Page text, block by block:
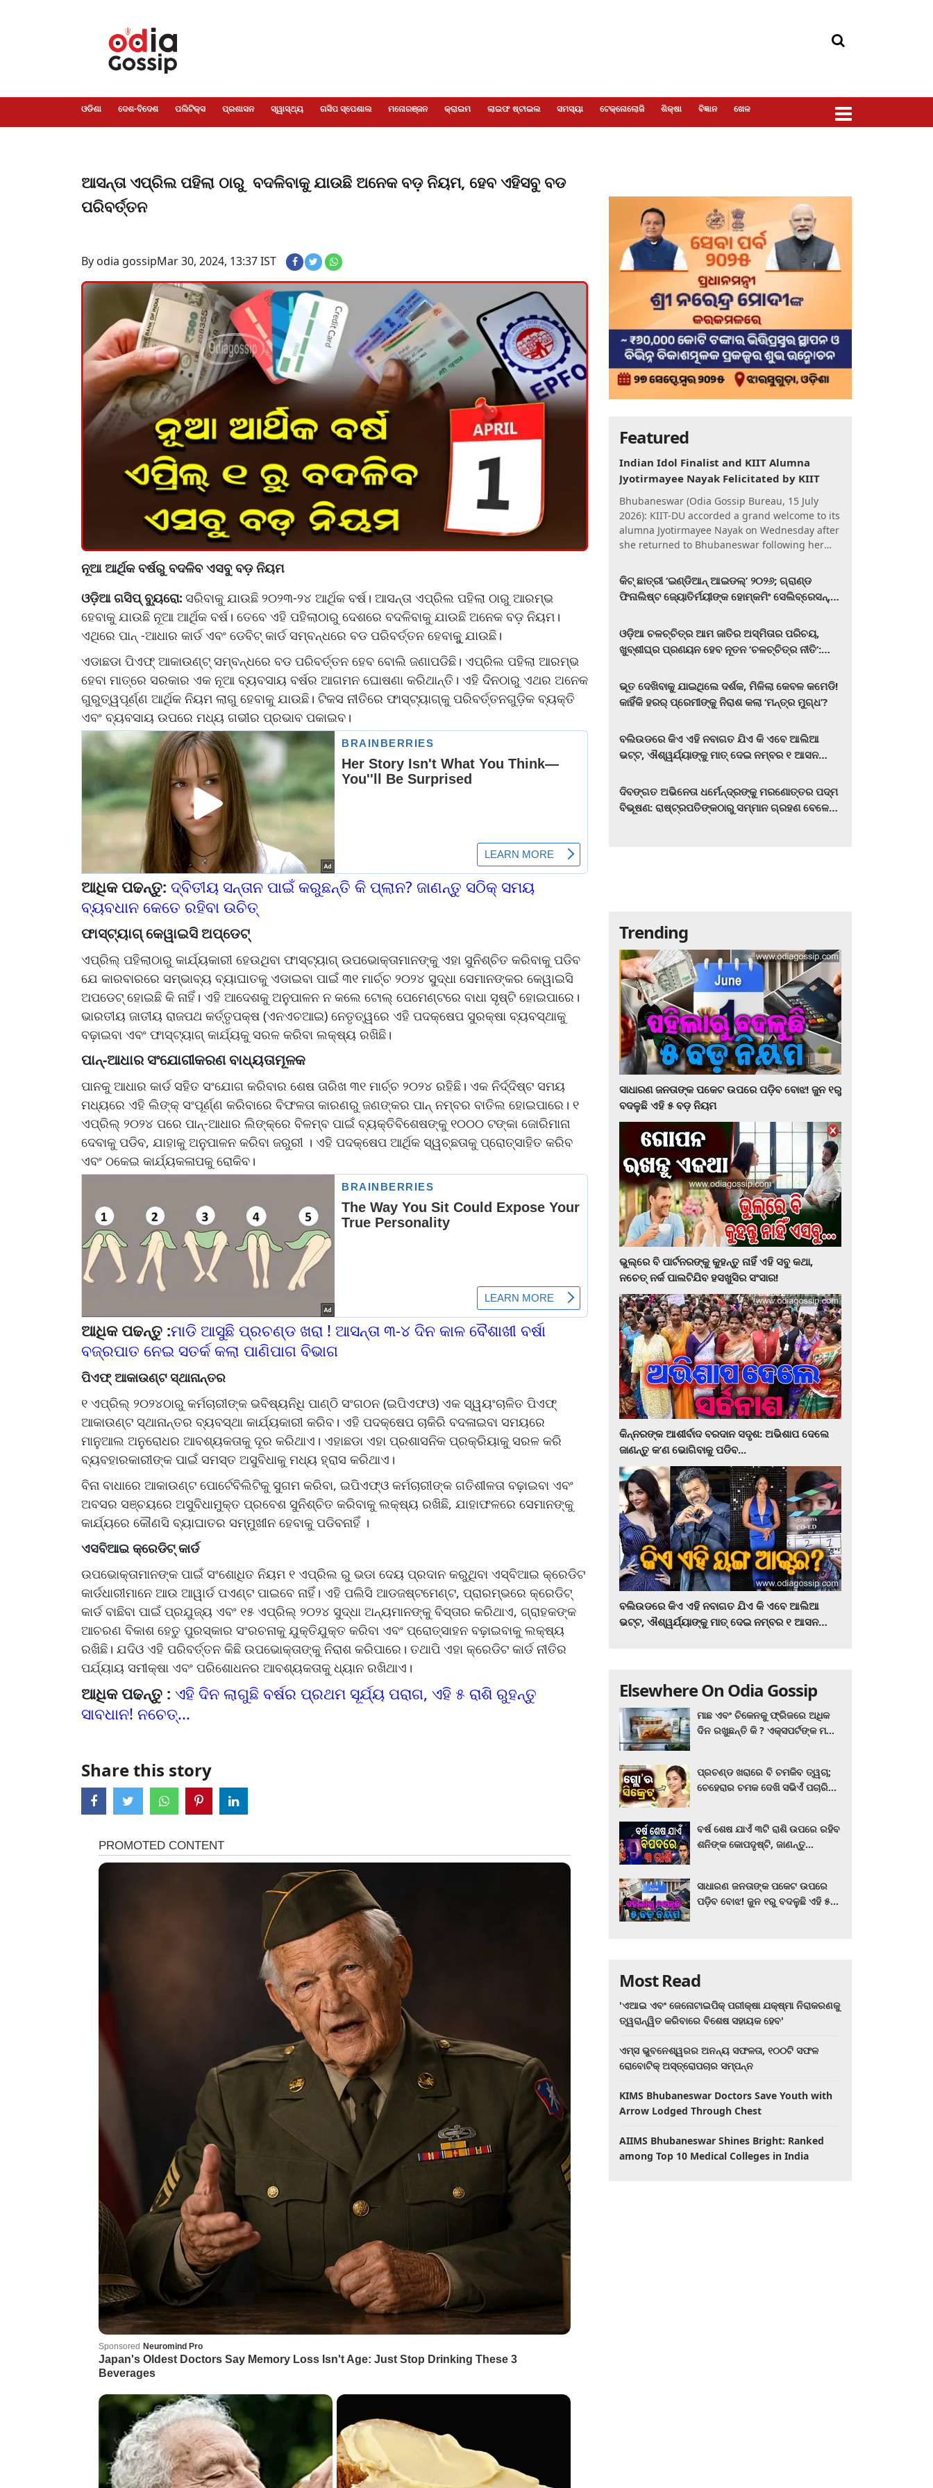
ଓଡିଶା ଦେଶ-ବିଦେଶ ପଲିଟିକ୍ସ ପ୍ରଶାସନ ସ୍ୱାସ୍ଥ୍ୟ ଗସିପ ସ୍ପେଶାଲ ମନୋରଞ୍ଜନ କ୍ରାଇମ ଲାଇଫ ଷ୍ଟାଇଲ ସମସ୍ୟା ଟେକ୍ନୋଲୋଜି ଶିକ୍ଷା ବିଜ୍ଞାନ ଖେଳ
ଆସନ୍ତା ଏପ୍ରିଲ ପହିଲା ଠାରୁ ବଦଳିବାକୁ ଯାଉଛି ଅନେକ ବଡ଼ ନିୟମ, ହେବ ଏହିସବୁ ବଡ
ପରିବର୍ତ୍ତନ
By odia gossipMar 30, 2024, 13:37 IST
ନୂଆ ଆର୍ଥିକ ବର୍ଷରୁ ବଦଳିବ ଏସବୁ ବଡ଼ ନିୟମ
ଓଡ଼ିଆ ଗସିପ୍ ବ୍ୟୁରୋ: ସରିବାକୁ ଯାଉଛି ୨୦୨୩-୨୪ ଆର୍ଥିକ ବର୍ଷ। ଆସନ୍ତା ଏପ୍ରିଲ ପହିଲା ଠାରୁ ଆରମ୍ଭ
ହେବାକୁ ଯାଉଛି ନୂଆ ଆର୍ଥିକ ବର୍ଷ। ତେବେ ଏହି ପହିଲାଠାରୁ ଦେଶରେ ବଦଳିବାକୁ ଯାଉଛି ଅନେକ ବଡ଼ ନିୟମ।
ଏଥିରେ ପାନ୍ -ଆଧାର କାର୍ଡ ଏବଂ ଡେବିଟ୍ କାର୍ଡ ସମ୍ବନ୍ଧରେ ବଡ ପରିବର୍ତ୍ତନ ହେବାକୁୁ ଯାଉଛି।
ଏଡାଛଡା ପିଏଫ୍ ଆକାଉଣ୍ଟ୍ ସମ୍ବନ୍ଧରେ ବଡ ପରିବର୍ତ୍ତନ ହେବ ବୋଲି ଜଣାପଡିଛି। ଏପ୍ରିଲ ପହିଲା ଆରମ୍ଭ
ହେବା ମାତ୍ରେ ସରକାର ଏକ ନୂଆ ବ୍ୟବସାୟ ବର୍ଷର ଆଗମନ ଘୋଷଣା କରିଥାନ୍ତି। ଏହି ଦିନଠାରୁ ଏଥର ଅନେକ
ଗୁରୁତ୍ୱପୂର୍ଣ୍ଣ ଆର୍ଥିକ ନିୟମ ଲାଗୁ ହେବାକୁ ଯାଉଛି। ଟିକସ ନୀତିରେ ଫାସ୍‌ଟ୍ୟାଗ୍‌କୁ ପରିବର୍ତ୍ତନଗୁଡ଼ିକ ବ୍ୟକ୍ତି
ଏବଂ ବ୍ୟବସାୟ ଉପରେ ମଧ୍ୟ ଗଭୀର ପ୍ରଭାବ ପକାଇବ।
ଆଧିକ ପଢନ୍ତୁ: ଦ୍ବିତୀୟ ସନ୍ତାନ ପାଇଁ କରୁଛନ୍ତି କି ପ୍ଲାନ? ଜାଣନ୍ତୁ ସଠିକ୍ ସମୟ
ବ୍ୟବଧାନ କେତେ ରହିବା ଉଚିତ୍
ଫାସ୍‌ଟ୍ୟାଗ୍‌ କେୱାଇସି ଅପ୍‌ଡେଟ୍‌
ଏପ୍ରିଲ୍ ପହିଲାଠାରୁ କାର୍ଯ୍ୟକାରୀ ହେଉଥିବା ଫାସ୍‌ଟ୍ୟାଗ୍ ଉପଭୋକ୍ତାମାନଙ୍କୁ ଏହା ସୁନିଶ୍ଚିତ କରିବାକୁ ପଡିବ
ଯେ କାରବାରରେ ସମ୍ଭାବ୍ୟ ବ୍ୟାଘାତକୁ ଏଡାଇବା ପାଇଁ ୩୧ ମାର୍ଚ୍ଚ ୨୦୨୪ ସୁଦ୍ଧା ସେମାନଙ୍କର କେୱାଇସି
ଅପଡେଟ୍ ହୋଇଛି କି ନାହିଁ। ଏହି ଆଦେଶକୁ ଅନୁପାଳନ ନ କଲେ ଟୋଲ୍ ପେମେଣ୍ଟରେ ବାଧା ସୃଷ୍ଟି ହୋଇପାରେ।
ଭାରତୀୟ ଜାତୀୟ ରାଜପଥ କର୍ତ୍ତୃପକ୍ଷ (ଏନଏଚଆଇ) ନେତୃତ୍ୱରେ ଏହି ପଦକ୍ଷେପ ସୁରକ୍ଷା ବ୍ୟବସ୍ଥାକୁ
ବଢ଼ାଇବା ଏବଂ ଫାସ୍‌ଟ୍ୟାଗ୍ କାର୍ଯ୍ୟକୁ ସରଳ କରିବା ଲକ୍ଷ୍ୟ ରଖିଛି।
ପାନ୍-ଆଧାର ସଂଯୋଗୀକରଣ ବାଧ୍ୟତାମୂଳକ
ପାନକୁ ଆଧାର କାର୍ଡ ସହିତ ସଂଯୋଗ କରିବାର ଶେଷ ତାରିଖ ୩୧ ମାର୍ଚ୍ଚ ୨୦୨୪ ରହିଛି। ଏକ ନିର୍ଦ୍ଦିଷ୍ଟ ସମୟ
ମଧ୍ୟରେ ଏହି ଲିଙ୍କ୍ ସଂପୂର୍ଣ୍ଣ କରିବାରେ ବିଫଳତା କାରଣରୁ ଜଣଙ୍କର ପାନ୍ ନମ୍ବର ବାତିଲ ହୋଇପାରେ। ୧
ଏପ୍ରିଲ୍ ୨୦୨୪ ପରେ ପାନ୍-ଆଧାର ଲିଙ୍କ୍‌ରେ ବିଳମ୍ବ ପାଇଁ ବ୍ୟକ୍ତିବିଶେଷଙ୍କୁ ୧୦୦୦ ଟଙ୍କା ଜୋରିମାନା
ଦେବାକୁ ପଡିବ, ଯାହାକୁ ଅନୁପାଳନ କରିବା ଜରୁରୀ । ଏହି ପଦକ୍ଷେପ ଆର୍ଥିକ ସ୍ୱଚ୍ଛତାକୁ ପ୍ରୋତ୍ସାହିତ କରିବ
ଏବଂ ଠକେଇ କାର୍ଯ୍ୟକଳାପକୁ ରୋକିବ।
ଆଧିକ ପଢନ୍ତୁ :ମାଡି ଆସୁଛି ପ୍ରଚଣ୍ଡ ଖରା ! ଆସନ୍ତା ୩-୪ ଦିନ କାଳ ବୈଶାଖୀ ବର୍ଷା
ବଜ୍ରପାତ ନେଇ ସତର୍କ କଲା ପାଣିପାଗ ବିଭାଗ
ପିଏଫ୍‌ ଆକାଉଣ୍ଟ ସ୍ଥାନାନ୍ତର
୧ ଏପ୍ରିଲ୍ ୨୦୨୪ଠାରୁ କର୍ମଚାରୀଙ୍କ ଭବିଷ୍ୟନିଧି ପାଣ୍ଠି ସଂଗଠନ (ଇପିଏଫଓ) ଏକ ସ୍ୱୟଂଚାଳିତ ପିଏଫ୍‌
ଆକାଉଣ୍ଟ ସ୍ଥାନାନ୍ତର ବ୍ୟବସ୍ଥା କାର୍ଯ୍ୟକାରୀ କରିବ। ଏହି ପଦକ୍ଷେପ ଚାକିରି ବଦଳାଇବା ସମୟରେ
ମାନୁଆଲ ଅନୁରୋଧର ଆବଶ୍ୟକତାକୁ ଦୂର କରିଥାଏ। ଏହାଛଡା ଏହା ପ୍ରଶାସନିକ ପ୍ରକ୍ରିୟାକୁ ସରଳ କରି
ବ୍ୟବହାରକାରୀଙ୍କ ପାଇଁ ସମସ୍ତ ଅସୁବିଧାକୁ ମଧ୍ୟ ହ୍ରାସ କରିଥାଏ।
ବିନା ବାଧାରେ ଆକାଉଣ୍ଟ ପୋର୍ଟେବିଲିଟିକୁ ସୁଗମ କରିବା, ଇପିଏଫ୍ଓ କର୍ମଚାରୀଙ୍କ ଗତିଶୀଳତା ବଢ଼ାଇବା ଏବଂ
ଅବସର ସଞ୍ଚୟରେ ଅସୁବିଧାମୁକ୍ତ ପ୍ରବେଶ ସୁନିଶ୍ଚିତ କରିବାକୁ ଲକ୍ଷ୍ୟ ରଖିଛି, ଯାହାଫଳରେ ସେମାନଙ୍କୁ
କାର୍ଯ୍ୟରେ କୌଣସି ବ୍ୟାଘାତର ସମ୍ମୁଖୀନ ହେବାକୁ ପଡିବନାହିଁ ।
ଏସବିଆଇ କ୍ରେଡିଟ୍ କାର୍ଡ
ଉପଭୋକ୍ତାମାନଙ୍କ ପାଇଁ ସଂଶୋଧିତ ନିୟମ ୧ ଏପ୍ରିଲ ରୁ ଭଡା ଦେୟ ପ୍ରଦାନ କରୁଥିବା ଏସ୍‌ବିଆଇ କ୍ରେଡିଟ
କାର୍ଡଧାରୀମାନେ ଆଉ ଆୱାର୍ଡ ପଏଣ୍ଟ ପାଇବେ ନାହିଁ। ଏହି ପଲିସି ଆଡଜଷ୍ଟମେଣ୍ଟ, ପ୍ରାରମ୍ଭରେ କ୍ରେଡିଟ୍
କାର୍ଡ ବାଛିବା ପାଇଁ ପ୍ରଯୁଜ୍ୟ ଏବଂ ୧୫ ଏପ୍ରିଲ୍ ୨୦୨୪ ସୁଦ୍ଧା ଅନ୍ୟମାନଙ୍କୁ ବିସ୍ତାର କରିଥାଏ, ଗ୍ରାହକଙ୍କ
ଆଚରଣ ବିକାଶ ହେତୁ ପୁରସ୍କାର ସଂରଚନାକୁ ଯୁକ୍ତିଯୁକ୍ତ କରିବା ଏବଂ ପ୍ରୋତ୍ସାହନ ବଢ଼ାଇବାକୁ ଲକ୍ଷ୍ୟ
ରଖିଛି। ଯଦିଓ ଏହି ପରିବର୍ତ୍ତନ କିଛି ଉପଭୋକ୍ତାଙ୍କୁ ନିରାଶ କରିପାରେ। ତଥାପି ଏହା କ୍ରେଡିଟ କାର୍ଡ ନୀତିର
ପର୍ଯ୍ୟାୟ ସମୀକ୍ଷା ଏବଂ ପରିଶୋଧନର ଆବଶ୍ୟକତାକୁ ଧ୍ୟାନ ରଖିଥାଏ।
ଆଧିକ ପଢନ୍ତୁ : ଏହି ଦିନ ଲାଗୁଛି ବର୍ଷର ପ୍ରଥମ ସୂର୍ଯ୍ୟ ପରାଗ, ଏହି ୫ ରାଶି ରୁହନ୍ତୁ
ସାବଧାନ! ନଚେତ୍...
Share this story
Featured
Indian Idol Finalist and KIIT Alumna
Jyotirmayee Nayak Felicitated by KIIT
Bhubaneswar (Odia Gossip Bureau, 15 July
2026): KIIT-DU accorded a grand welcome to its
alumna Jyotirmayee Nayak on Wednesday after
she returned to Bhubaneswar following her
କିଟ୍‍ ଛାତ୍ରୀ ‘ଇଣ୍ଡିଆନ୍ ଆଇଡଲ୍‌’ ୨୦୨୬; ଗ୍ରାଣ୍ଡ
ଫିନାଲିଷ୍ଟ ଜ୍ୟୋତିର୍ମୟୀଙ୍କ ହୋମ୍‍କମିଂ ସେଲିବ୍ରେସନ୍‍,
ଓଡ଼ିଆ ଚଳଚ୍ଚିତ୍ର ଆମ ଜାତିର ଅସ୍ମିତାର ପରିଚୟ,
ଖୁବ୍‌ଶୀଘ୍ର ପ୍ରଣୟନ ହେବ ନୂତନ ‘ଚଳଚ୍ଚିତ୍ର ନୀତି’:
ଭୂତ ଦେଖିବାକୁ ଯାଇଥିଲେ ଦର୍ଶକ, ମିଳିଲା କେବଳ କମେଡି!
କାହିଁକି ହରର୍‌ ପ୍ରେମୀଙ୍କୁ ନିରାଶ କଲା ‘ମନ୍ତ୍ର ମୁଗ୍ଧ’?
ବଲିଉଡରେ କିଏ ଏହି ନବାଗତ ଯିଏ କି ଏବେ ଆଲିଆ
ଭଟ୍ଟ, ଐଶ୍ୱର୍ଯ୍ୟାଙ୍କୁ ମାତ୍‌ ଦେଇ ନମ୍ବର ୧ ଆସନ
ଦିବଙ୍ଗତ ଅଭିନେତା ଧର୍ମେନ୍ଦ୍ରଙ୍କୁ ମରଣୋତ୍ତର ପଦ୍ମ
ବିଭୂଷଣ: ରାଷ୍ଟ୍ରପତିଙ୍କଠାରୁ ସମ୍ମାନ ଗ୍ରହଣ ବେଳେ
Trending
ସାଧାରଣ ଜନତାଙ୍କ ପକେଟ ଉପରେ ପଡ଼ିବ ବୋଝ! ଜୁନ ୧ରୁ
ବଦଳୁଛି ଏହି ୫ ବଡ଼ ନିୟମ
ଭୁଲ୍‌ରେ ବି ପାର୍ଟନରଙ୍କୁ କୁହନ୍ତୁ ନାହିଁ ଏହି ସବୁ କଥା,
ନଚେତ୍‌ ନର୍କ ପାଲଟିଯିବ ହସଖୁସିର ସଂସାର!
କିନ୍ନରଙ୍କ ଆଶୀର୍ବାଦ ବରଦାନ ସଦୃଶ: ଅଭିଶାପ ଦେଲେ
ଜାଣନ୍ତୁ କ’ଣ ଭୋଗିବାକୁ ପଡିବ...
ବଲିଉଡରେ କିଏ ଏହି ନବାଗତ ଯିଏ କି ଏବେ ଆଲିଆ
ଭଟ୍ଟ, ଐଶ୍ୱର୍ଯ୍ୟାଙ୍କୁ ମାତ୍‌ ଦେଇ ନମ୍ବର ୧ ଆସନ
Elsewhere On Odia Gossip
ମାଛ ଏବଂ ଚିକେନକୁ ଫ୍ରିଜରେ ଅଧିକ
ଦିନ ରଖୁଛନ୍ତି କି ? ଏକ୍ସପର୍ଟଙ୍କ ମତ
ପ୍ରଚଣ୍ଡ ଖରାରେ ବି ଚମକିବ ତ୍ୱଚା;
ଚେହେରାର ଚମକ ଦେଖି ସଭିଏଁ ପଚାରିବେ
ବର୍ଷ ଶେଷ ଯାଏଁ ୩ଟି ରାଶି ଉପରେ ରହିବ
ଶନିଙ୍କ କୋପଦୃଷ୍ଟି, ଜାଣନ୍ତୁ
ସାଧାରଣ ଜନତାଙ୍କ ପକେଟ ଉପରେ
ପଡ଼ିବ ବୋଝ! ଜୁନ ୧ରୁ ବଦଳୁଛି ଏହି ୫
Most Read
'ଏଆଇ ଏବଂ ଜେନୋଟାଇପିକ୍ ପରୀକ୍ଷା ଯକ୍ଷ୍ମା ନିରାକରଣକୁ
ତ୍ୱରାନ୍ୱିତ କରିବାରେ ବିଶେଷ ସହାୟକ ହେବ'
ଏମ୍ସ ଭୁବନେଶ୍ୱରର ଅନନ୍ୟ ସଫଳତା, ୧୦୦ଟି ସଫଳ
ରୋବୋଟିକ୍ ଅସ୍ତ୍ରୋପଚାର ସମ୍ପନ୍ନ
KIMS Bhubaneswar Doctors Save Youth with
Arrow Lodged Through Chest
AIIMS Bhubaneswar Shines Bright: Ranked
among Top 10 Medical Colleges in India